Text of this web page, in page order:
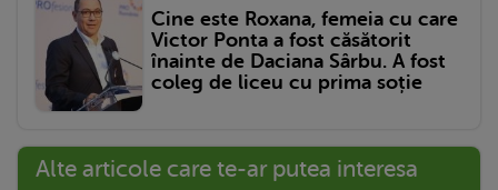
Cine este Roxana, femeia cu care
Victor Ponta a fost căsătorit
înainte de Daciana Sârbu. A fost
coleg de liceu cu prima soție
Alte articole care te-ar putea interesa